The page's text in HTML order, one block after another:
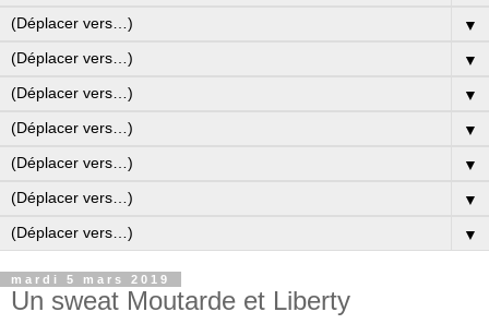
▼
▼
▼
▼
▼
▼
▼
mardi 5 mars 2019
Un sweat Moutarde et Liberty